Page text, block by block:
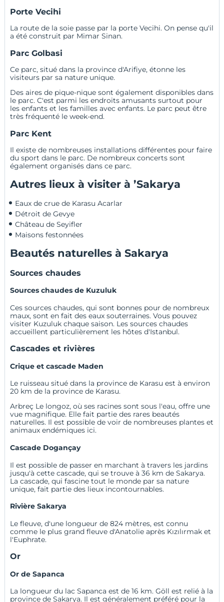
Porte Vecihi
La route de la soie passe par la porte Vecihi. On pense qu'il
a été construit par Mimar Sinan.
Parc Golbasi
Ce parc, situé dans la province d'Arifiye, étonne les
visiteurs par sa nature unique.
Des aires de pique-nique sont également disponibles dans
le parc. C'est parmi les endroits amusants surtout pour
les enfants et les familles avec enfants. Le parc peut être
très fréquenté le week-end.
Parc Kent
Il existe de nombreuses installations différentes pour faire
du sport dans le parc. De nombreux concerts sont
également organisés dans ce parc.
Autres lieux à visiter à ’Sakarya
Eaux de crue de Karasu Acarlar
Détroit de Gevye
Château de Seyifler
Maisons festonnées
Beautés naturelles à Sakarya
Sources chaudes
Sources chaudes de Kuzuluk
Ces sources chaudes, qui sont bonnes pour de nombreux
maux, sont en fait des eaux souterraines. Vous pouvez
visiter Kuzuluk chaque saison. Les sources chaudes
accueillent particulièrement les hôtes d'Istanbul.
Cascades et rivières
Crique et cascade Maden
Le ruisseau situé dans la province de Karasu est à environ
20 km de la province de Karasu.
Arbreç Le longoz, où ses racines sont sous l'eau, offre une
vue magnifique. Elle fait partie des rares beautés
naturelles. Il est possible de voir de nombreuses plantes et
animaux endémiques ici.
Cascade Dogançay
Il est possible de passer en marchant à travers les jardins
jusqu'à cette cascade, qui se trouve à 36 km de Sakarya.
La cascade, qui fascine tout le monde par sa nature
unique, fait partie des lieux incontournables.
Rivière Sakarya
Le fleuve, d'une longueur de 824 mètres, est connu
comme le plus grand fleuve d'Anatolie après Kızılırmak et
l'Euphrate.
Or
Or de Sapanca
La longueur du lac Sapanca est de 16 km. Göll est relié à la
province de Sakarya. Il est généralement préféré pour la